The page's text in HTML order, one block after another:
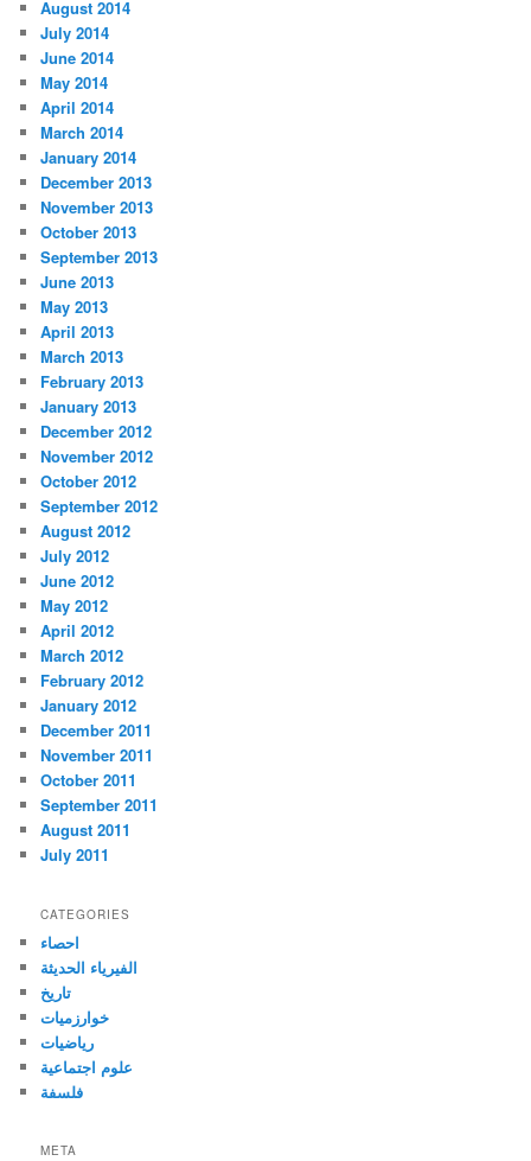
August 2014
July 2014
June 2014
May 2014
April 2014
March 2014
January 2014
December 2013
November 2013
October 2013
September 2013
June 2013
May 2013
April 2013
March 2013
February 2013
January 2013
December 2012
November 2012
October 2012
September 2012
August 2012
July 2012
June 2012
May 2012
April 2012
March 2012
February 2012
January 2012
December 2011
November 2011
October 2011
September 2011
August 2011
July 2011
CATEGORIES
احصاء
الفيرياء الحديثة
تاريخ
خوارزميات
رياضيات
علوم اجتماعية
فلسفة
META